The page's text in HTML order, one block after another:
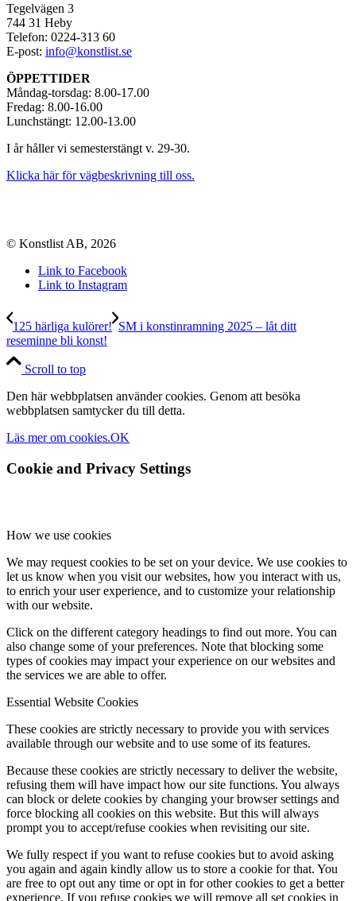
Tegelvägen 3
744 31 Heby
Telefon: 0224-313 60
E-post: info@konstlist.se
ÖPPETTIDER
Måndag-torsdag: 8.00-17.00
Fredag: 8.00-16.00
Lunchstängt: 12.00-13.00
I år håller vi semesterstängt v. 29-30.
Klicka här för vägbeskrivning till oss.
© Konstlist AB, 2026
Link to Facebook
Link to Instagram
125 härliga kulörer! SM i konstinramning 2025 – låt ditt
reseminne bli konst!
Scroll to top
Den här webbplatsen använder cookies. Genom att besöka
webbplatsen samtycker du till detta.
Läs mer om cookies.OK
Cookie and Privacy Settings
How we use cookies
We may request cookies to be set on your device. We use cookies to
let us know when you visit our websites, how you interact with us,
to enrich your user experience, and to customize your relationship
with our website.
Click on the different category headings to find out more. You can
also change some of your preferences. Note that blocking some
types of cookies may impact your experience on our websites and
the services we are able to offer.
Essential Website Cookies
These cookies are strictly necessary to provide you with services
available through our website and to use some of its features.
Because these cookies are strictly necessary to deliver the website,
refusing them will have impact how our site functions. You always
can block or delete cookies by changing your browser settings and
force blocking all cookies on this website. But this will always
prompt you to accept/refuse cookies when revisiting our site.
We fully respect if you want to refuse cookies but to avoid asking
you again and again kindly allow us to store a cookie for that. You
are free to opt out any time or opt in for other cookies to get a better
experience. If you refuse cookies we will remove all set cookies in